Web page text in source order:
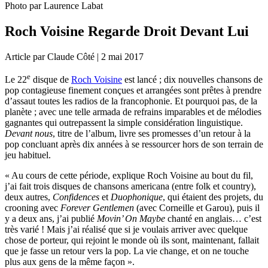
Photo par Laurence Labat
Roch Voisine Regarde Droit Devant Lui
Article par Claude Côté | 2 mai 2017
Le 22e disque de Roch Voisine est lancé ; dix nouvelles chansons de
pop contagieuse finement conçues et arrangées sont prêtes à prendre
d’assaut toutes les radios de la francophonie. Et pourquoi pas, de la
planète ; avec une telle armada de refrains imparables et de mélodies
gagnantes qui outrepassent la simple considération linguistique.
Devant nous, titre de l’album, livre ses promesses d’un retour à la
pop concluant après dix années à se ressourcer hors de son terrain de
jeu habituel.
« Au cours de cette période, explique Roch Voisine au bout du fil,
j’ai fait trois disques de chansons americana (entre folk et country),
deux autres, Confidences et Duophonique, qui étaient des projets, du
crooning avec Forever Gentlemen (avec Corneille et Garou), puis il
y a deux ans, j’ai publié Movin’ On Maybe chanté en anglais… c’est
très varié ! Mais j’ai réalisé que si je voulais arriver avec quelque
chose de porteur, qui rejoint le monde où ils sont, maintenant, fallait
que je fasse un retour vers la pop. La vie change, et on ne touche
plus aux gens de la même façon ».